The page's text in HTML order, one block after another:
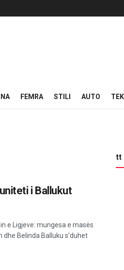
FEMRA STILI AUTO
i Ballukut
e Ligjeve: mungesa e masës
Belinda Balluku s’duhet
tt